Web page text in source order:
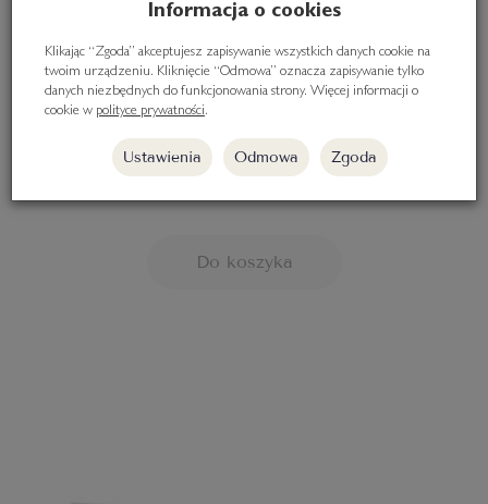
Pełnoziarniste ciasteczka maślane 300g
Do koszyka
Informacja o cookies
Klikając “Zgoda” akceptujesz zapisywanie wszystkich danych cookie na
twoim urządzeniu. Kliknięcie “Odmowa” oznacza zapisywanie tylko
danych niezbędnych do funkcjonowania strony. Więcej informacji o
cookie w polityce prywatności.
Ustawienia Odmowa Zgoda